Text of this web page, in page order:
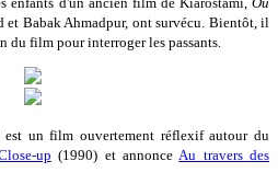
et Babak Ahmadpur, ont survécu. Bientôt, il
du film pour interroger les passants.
un film ouvertement réflexif autour du
up (1990) et annonce Au travers des